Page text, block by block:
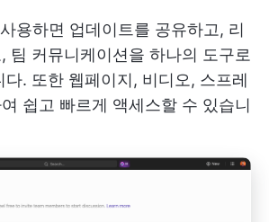
용하면 업데이트를 공유하고, 리
팀 커뮤니케이션을 하나의 도구로
다. 또한 웹페이지, 비디오, 스프레
쉽고 빠르게 액세스할 수 있습니